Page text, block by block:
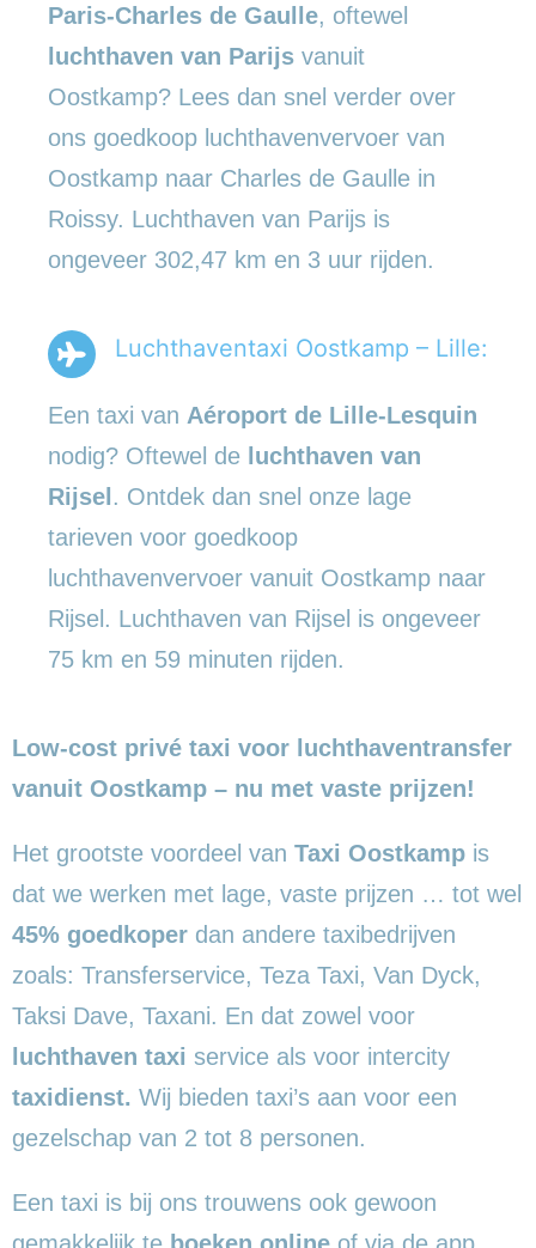
Paris-Charles de Gaulle, oftewel
luchthaven van Parijs vanuit
Oostkamp? Lees dan snel verder over
ons goedkoop luchthavenvervoer van
Oostkamp naar Charles de Gaulle in
Roissy. Luchthaven van Parijs is
ongeveer 302,47 km en 3 uur rijden.
Luchthaventaxi Oostkamp – Lille:
Een taxi van Aéroport de Lille-Lesquin
nodig? Oftewel de luchthaven van
Rijsel . Ontdek dan snel onze lage
tarieven voor goedkoop
luchthavenvervoer vanuit Oostkamp naar
Rijsel. Luchthaven van Rijsel is ongeveer
75 km en 59 minuten rijden.
Low-cost privé taxi voor luchthaventransfer
vanuit Oostkamp – nu met vaste prijzen!
Het grootste voordeel van Taxi Oostkamp is
dat we werken met lage, vaste prijzen … tot wel
45% goedkoper dan andere taxibedrijven
zoals: Transferservice, Teza Taxi, Van Dyck,
Taksi Dave, Taxani. En dat zowel voor
luchthaven taxi service als voor intercity
taxidienst. Wij bieden taxi’s aan voor een
gezelschap van 2 tot 8 personen.
Een taxi is bij ons trouwens ook gewoon